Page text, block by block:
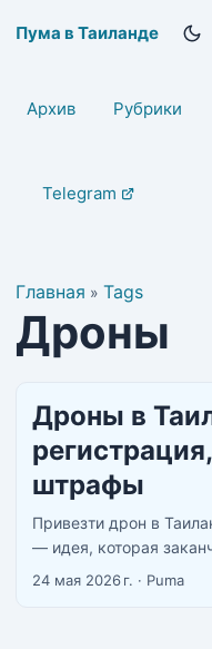
Пума в Таиланде
Архив Рубрики
Telegram
Главная » Tags
Дроны
Дроны в
штрафы
Привезти дрон в
— идея, которая
снял красивое видео
24 мая 2026 г. · Puma